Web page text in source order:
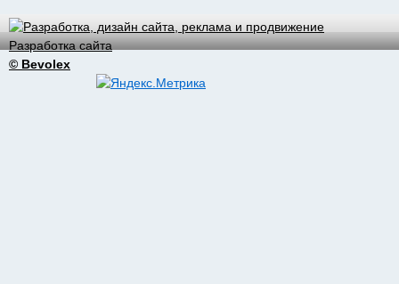
Разработка сайта
© Bevolex